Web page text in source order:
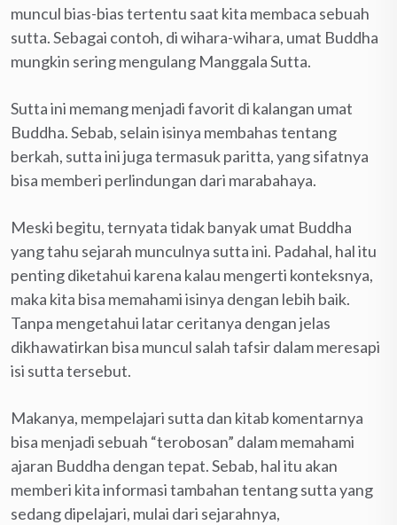
muncul bias-bias tertentu saat kita membaca sebuah
sutta. Sebagai contoh, di wihara-wihara, umat Buddha
mungkin sering mengulang Manggala Sutta.
Sutta ini memang menjadi favorit di kalangan umat
Buddha. Sebab, selain isinya membahas tentang
berkah, sutta ini juga termasuk paritta, yang sifatnya
bisa memberi perlindungan dari marabahaya.
Meski begitu, ternyata tidak banyak umat Buddha
yang tahu sejarah munculnya sutta ini. Padahal, hal itu
penting diketahui karena kalau mengerti konteksnya,
maka kita bisa memahami isinya dengan lebih baik.
Tanpa mengetahui latar ceritanya dengan jelas
dikhawatirkan bisa muncul salah tafsir dalam meresapi
isi sutta tersebut.
Makanya, mempelajari sutta dan kitab komentarnya
bisa menjadi sebuah “terobosan” dalam memahami
ajaran Buddha dengan tepat. Sebab, hal itu akan
memberi kita informasi tambahan tentang sutta yang
sedang dipelajari, mulai dari sejarahnya,